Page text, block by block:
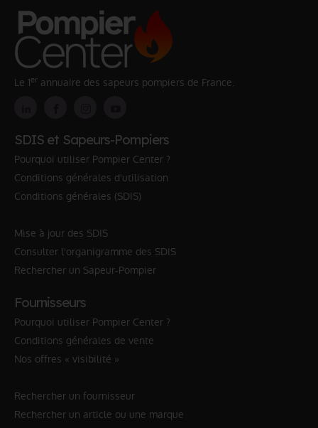
Le 1er annuaire des sapeurs pompiers de France.
SDIS et Sapeurs-Pompiers
Pourquoi utiliser Pompier Center ?
Conditions générales d'utilisation
Conditions générales (SDIS)
Mise à jour des SDIS
Consulter l'organigramme des SDIS
Rechercher un Sapeur-Pompier
Fournisseurs
Pourquoi utiliser Pompier Center ?
Conditions générales de vente
Nos offres « visibilité »
Rechercher un fournisseur
Rechercher un article ou une marque